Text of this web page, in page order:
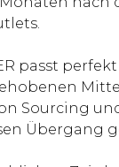
passt
Sourcing
Übergang